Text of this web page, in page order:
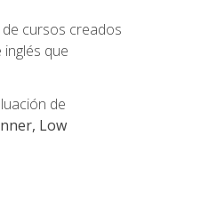
cursos creados
que
de
Low